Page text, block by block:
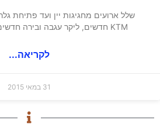
KTM חדשים, ליקר עגבה ובירה חדשים על המדף וגם פיז'ו
לקריאה...
31 במאי 2015